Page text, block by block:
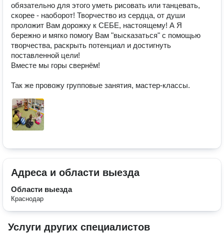
обязательно для этого уметь рисовать или танцевать,
скорее - наоборот! Творчество из сердца, от души
проложит Вам дорожку к СЕБЕ, настоящему! А Я
бережно и мягко помогу Вам "высказаться" с помощью
творчества, раскрыть потенциал и достигнуть
поставленной цели!
Вместе мы горы свернём!
Так же провожу групповые занятия, мастер-классы.
Адреса и области выезда
Области выезда
Краснодар
Услуги других специалистов